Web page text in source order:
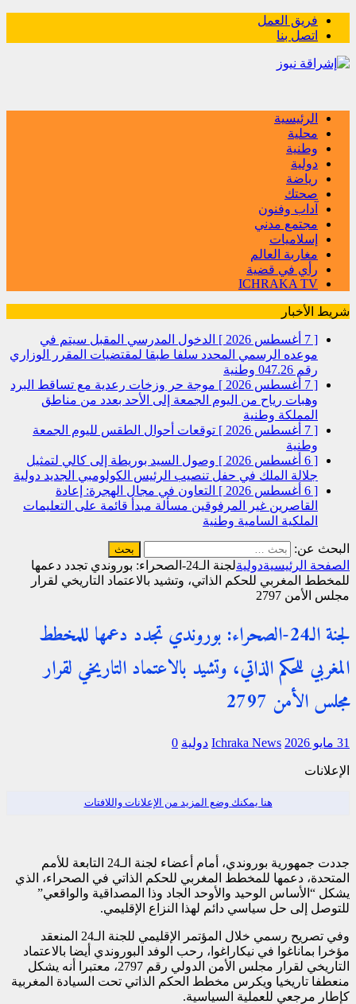
فريق العمل
اتصل بنا
الرئيسية
محلية
وطنية
دولية
رياضة
صحتك
آداب وفنون
مجتمع مدني
إسلاميات
مغاربة العالم
رأي في قضية
ICHRAKA TV
شريط الأخبار
[ 7 أغسطس 2026 ]
الدخول المدرسي المقبل سیتم في
موعده الرسمي المحدد سلفا طبقا لمقتضیات المقرر الوزاري
رقم 047.26
وطنية
[ 7 أغسطس 2026 ]
موجة حر وزخات رعدية مع تساقط البرد
وهبات رياح من اليوم الجمعة إلى الأحد بعدد من مناطق
المملكة وطنية
[ 7 أغسطس 2026 ]
توقعات أحوال الطقس لليوم الجمعة
وطنية
[ 6 أغسطس 2026 ]
وصول السيد بوريطة إلى كالي لتمثيل
جلالة الملك في حفل تنصيب الرئيس الكولومبي الجديد دولية
[ 6 أغسطس 2026 ]
التعاون في مجال الهجرة: إعادة
القاصرين غير المرفوقين مسألة مبدأ قائمة على التعليمات
الملكية السامية وطنية
البحث عن:
الصفحة الرئيسيةدولية
لجنة الـ24-الصحراء: بوروندي تجدد دعمها
للمخطط المغربي للحكم الذاتي، وتشيد بالاعتماد التاريخي لقرار
مجلس الأمن 2797
لجنة الـ24-الصحراء: بوروندي تجدد دعمها للمخطط
المغربي للحكم الذاتي، وتشيد بالاعتماد التاريخي لقرار
مجلس الأمن 2797
31 مايو 2026 Ichraka News دولية 0
الإعلانات
هنا يمكنك وضع المزيد من الإعلانات واللافتات
جددت جمهورية بوروندي، أمام أعضاء لجنة الـ24 التابعة للأمم
المتحدة، دعمها للمخطط المغربي للحكم الذاتي في الصحراء، الذي
يشكل “الأساس الوحيد والأوحد الجاد وذا المصداقية والواقعي”
للتوصل إلى حل سياسي دائم لهذا النزاع الإقليمي.
وفي تصريح رسمي خلال المؤتمر الإقليمي للجنة الـ24 المنعقد
مؤخرا بماناغوا في نيكاراغوا، رحب الوفد البوروندي أيضا بالاعتماد
التاريخي لقرار مجلس الأمن الدولي رقم 2797، معتبرا أنه يشكل
منعطفا تاريخيا ويكرس مخطط الحكم الذاتي تحت السيادة المغربية
كإطار مرجعي للعملية السياسية.